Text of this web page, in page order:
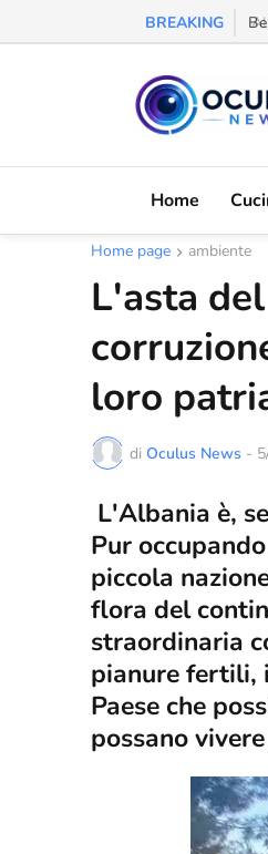
BREAKING
Home
Home page ambiente
L'asta
loro
di Oculus News -
L'Albania è,
Pur
piccola
flora del
straordinaria
pianure fertili,
Paese che
possano